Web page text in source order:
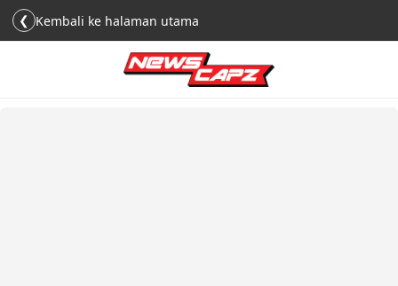
❮ Kembali ke halaman utama